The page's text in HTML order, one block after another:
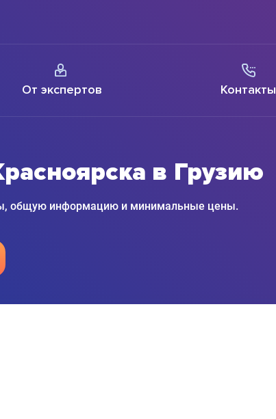
От экспертов Контакты
в Грузию
общую информацию и минимальные цены.